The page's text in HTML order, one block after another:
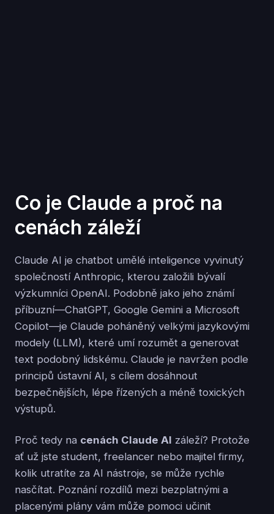
Co je Claude a proč na
cenách záleží
Claude AI je chatbot umělé inteligence vyvinutý
společností Anthropic, kterou založili bývalí
výzkumníci OpenAI. Podobně jako jeho známí
příbuzní—ChatGPT, Google Gemini a Microsoft
Copilot—je Claude poháněný velkými jazykovými
modely (LLM), které umí rozumět a generovat
text podobný lidskému. Claude je navržen podle
principů ústavní AI, s cílem dosáhnout
bezpečnějších, lépe řízených a méně toxických
výstupů.
Proč tedy na cenách Claude AI záleží? Protože
ať už jste student, freelancer nebo majitel firmy,
kolik utratíte za AI nástroje, se může rychle
nasčítat. Poznání rozdílů mezi bezplatnými a
placenými plány vám může pomoci učinit